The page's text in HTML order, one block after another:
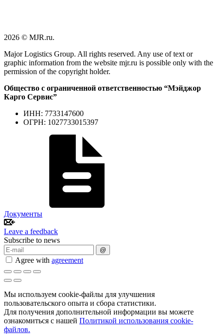
2026 © MJR.ru.
Major Logistics Group. All rights reserved. Any use of text or
graphic information from the website mjr.ru is possible only with the
permission of the copyright holder.
Общество с ограниченной ответственностью “Мэйджор
Карго Сервис”
ИНН: 7733147600
ОГРН: 1027733015397
Документы
Leave a feedback
Subscribe to news
@
Agree with agreement
Мы используем cookie-файлы для улучшения
пользовательского опыта и сбора статистики.
Для получения дополнительной информации вы можете
ознакомиться с нашей Политикой использования cookie-
файлов.